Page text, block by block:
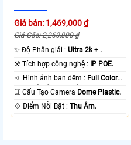
Giá bán: 1,469,000 ₫
Giá Gốc: 2,260,000 ₫
✨ Độ Phân giải :Ultra 2k + .
⚒ Tích hợp công nghệ :
IP POE.
🔅 Hình ảnh ban đêm : Full Color
30m Có Màu Ban Ðêm.
♊ Cấu Tạo Camera Dome Plastic.
️💠 Điểm Nỗi Bật :Thu Âm.